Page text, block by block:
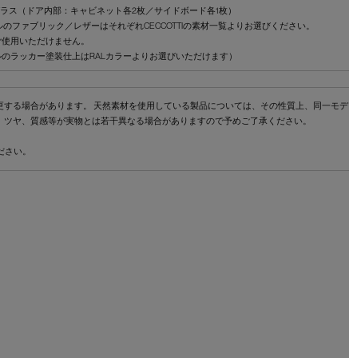
ス（ドア内部：キャビネット各2枚／サイドボード各1枚）
ファブリック／レザーはそれぞれCECCOTTIの素材一覧よりお選びください。
用いただけません。
ラッカー塗装仕上はRALカラーよりお選びいただけます）
る場合があります。 天然素材を使用している製品については、その性質上、同一モデ
ヤ、質感等が実物とは若干異なる場合がありますので予めご了承ください。
さい。